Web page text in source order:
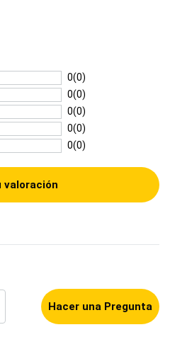
0(0)
0(0)
0(0)
0(0)
0(0)
valoración
Hacer una Pregunta